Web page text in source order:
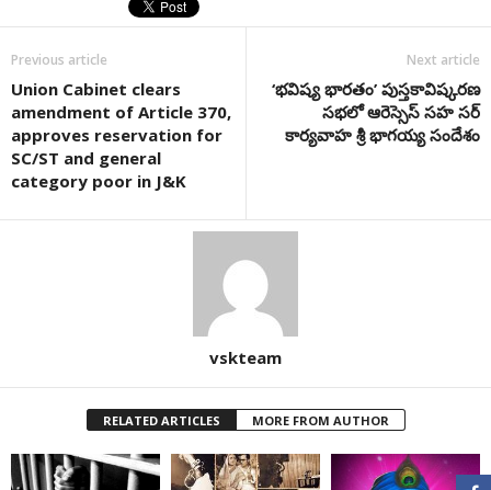
Previous article
Union Cabinet clears
amendment of Article 370,
approves reservation for
SC/ST and general
category poor in J&K
Next article
‘భవిష్య భారతం’ పుస్తకావిష్కరణ
సభలో ఆరెస్సెస్ సహ సర్
కార్యవాహ శ్రీ భాగయ్య సందేశం
vskteam
RELATED ARTICLES MORE FROM AUTHOR